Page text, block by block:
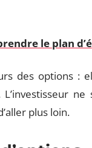
le plan
des options :
plus loin.